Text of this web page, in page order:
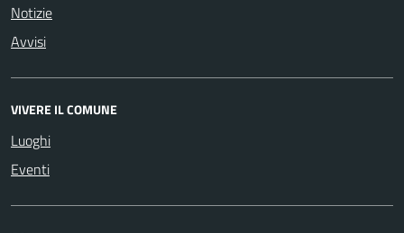
Notizie
Avvisi
VIVERE IL COMUNE
Luoghi
Eventi